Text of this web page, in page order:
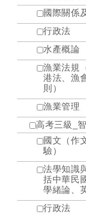
國際關係
行政法
水產概論
漁業法規
港法、漁
則）
漁業管理
高考三級_
國文（作
驗）
法學知識
括中華民
學緒論、
行政法